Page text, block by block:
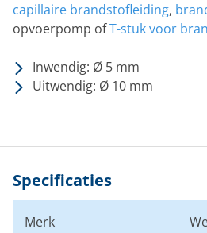
capillaire brandstofleiding,
opvoerpomp ofT-stuk voor
Inwendig: Ø 5 mm
Uitwendig: Ø 10 mm
Specificaties
Merk